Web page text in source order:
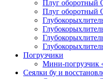
Плуг
Плуг
Погрузчики
Мини-погрузчик
Сеялки бу и